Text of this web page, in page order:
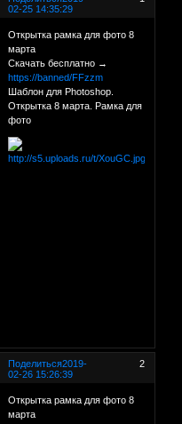
02-25 14:35:29
Открытка рамка для фото 8
марта
Скачать бесплатно →
https://banned/FFzzm
Шаблон для Photoshop.
Открытка 8 марта. Рамка для
фото
Поделиться 2
2019-
02-26 15:26:39
Открытка рамка для фото 8
марта